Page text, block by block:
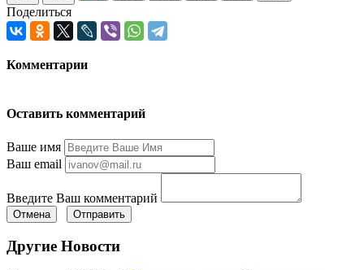
Поделиться
Комментарии
Оставить комментарий
Ваше имя
Ваш email
Введите Ваш комментарий
Отмена Отправить
Другие Новости